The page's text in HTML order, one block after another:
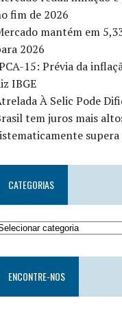
fim de 2026
mantém em
2026
15: Prévia da
IBGE
À Selic Pode
tem juros mais
CATEGORIAS
ENCONTRE-NOS